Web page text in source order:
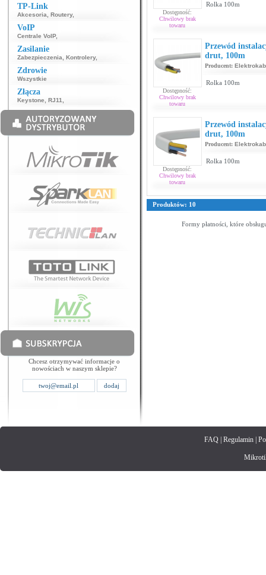
TP-Link
Akcesoria Routery,
VoIP
Centrale VoIP,
Zasilanie
Zabezpieczenia Kontrolery,
Zdrowie
Wszystkie
Złącza
Keystone RJ11
Chcesz otrzymywać informacje o
nowościach w naszym sklepie?
Dostępność:
Chwilowy brak
towaru
Rolka 100m
Dostępność:
Chwilowy brak
towaru
Przewód
drut, 100m
Producent:
Rolka 100m
Dostępność:
Chwilowy brak
towaru
Przewód
drut, 100m
Producent:
Rolka 100m
Produktów: 10
Formy płatności, które
FAQ| Regulamin|